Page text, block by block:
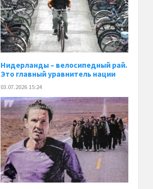
Нидерланды – велосипедный рай.
Это главный уравнитель нации
03.07.2026 15:24